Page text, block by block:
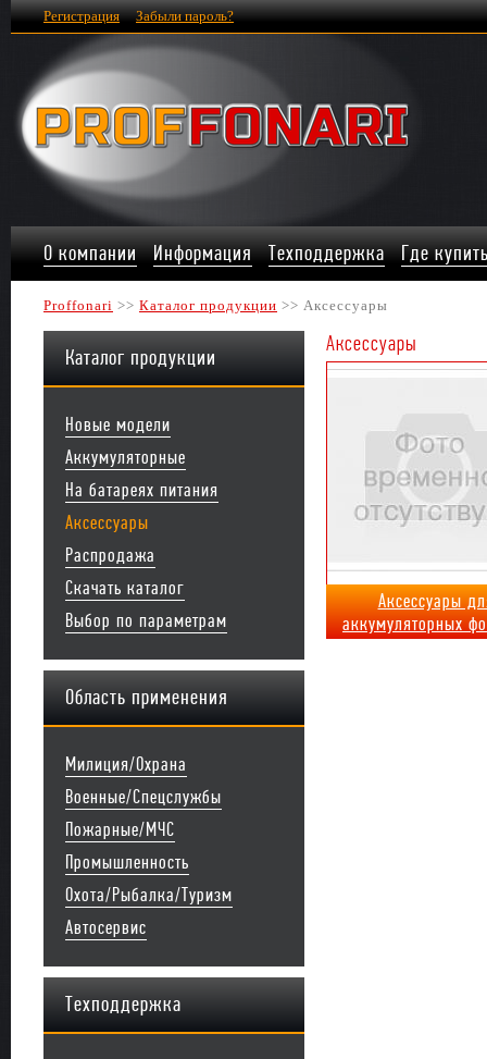
Регистрация Забыли пароль?
О компании Информация Техподдержка Где
Proffonari >> Каталог продукции >> Аксессуары
Каталог продукции
Новые модели
Аккумуляторные
На батареях питания
Аксессуары
Распродажа
Скачать каталог
Выбор по параметрам
Область применения
Милиция/Охрана
Военные/Спецслужбы
Пожарные/МЧС
Промышленность
Охота/Рыбалка/Туризм
Автосервис
Техподдержка
Аксессуары
Аксессуары
аккумуляторных